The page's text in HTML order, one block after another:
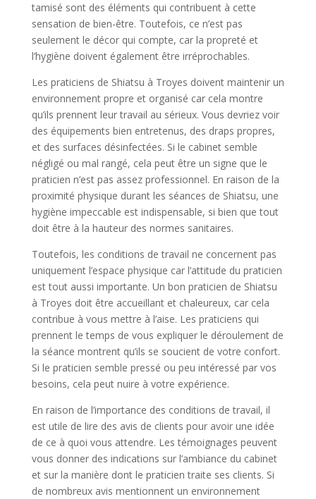
tamisé sont des éléments qui contribuent à cette
sensation de bien-être. Toutefois, ce n’est pas
seulement le décor qui compte, car la propreté et
l’hygiène doivent également être irréprochables.
Les praticiens de Shiatsu à Troyes doivent maintenir un
environnement propre et organisé car cela montre
qu’ils prennent leur travail au sérieux. Vous devriez voir
des équipements bien entretenus, des draps propres,
et des surfaces désinfectées. Si le cabinet semble
négligé ou mal rangé, cela peut être un signe que le
praticien n’est pas assez professionnel. En raison de la
proximité physique durant les séances de Shiatsu, une
hygiène impeccable est indispensable, si bien que tout
doit être à la hauteur des normes sanitaires.
Toutefois, les conditions de travail ne concernent pas
uniquement l’espace physique car l’attitude du praticien
est tout aussi importante. Un bon praticien de Shiatsu
à Troyes doit être accueillant et chaleureux, car cela
contribue à vous mettre à l’aise. Les praticiens qui
prennent le temps de vous expliquer le déroulement de
la séance montrent qu’ils se soucient de votre confort.
Si le praticien semble pressé ou peu intéressé par vos
besoins, cela peut nuire à votre expérience.
En raison de l’importance des conditions de travail, il
est utile de lire des avis de clients pour avoir une idée
de ce à quoi vous attendre. Les témoignages peuvent
vous donner des indications sur l’ambiance du cabinet
et sur la manière dont le praticien traite ses clients. Si
de nombreux avis mentionnent un environnement